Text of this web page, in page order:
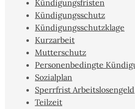
Kündigungsfristen
Kündigungsschutz
Kündigungsschutzklage
Kurzarbeit
Mutterschutz
Personenbedingte
Sozialplan
Sperrfrist Arbeitslosengeld
Teilzeit